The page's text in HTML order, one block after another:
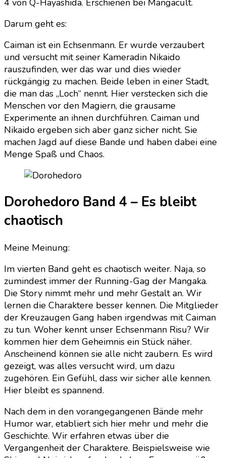
4 von Q-Hayashida. Erschienen bei Mangacult.
Darum geht es:
Caiman ist ein Echsenmann. Er wurde verzaubert
und versucht mit seiner Kameradin Nikaido
rauszufinden, wer das war und dies wieder
rückgängig zu machen. Beide leben in einer Stadt,
die man das „Loch“ nennt. Hier verstecken sich die
Menschen vor den Magiern, die grausame
Experimente an ihnen durchführen. Caiman und
Nikaido ergeben sich aber ganz sicher nicht. Sie
machen Jagd auf diese Bande und haben dabei eine
Menge Spaß und Chaos.
Dorohedoro Band 4 – Es bleibt
chaotisch
Meine Meinung:
Im vierten Band geht es chaotisch weiter. Naja, so
zumindest immer der Running-Gag der Mangaka.
Die Story nimmt mehr und mehr Gestalt an. Wir
lernen die Charaktere besser kennen. Die Mitglieder
der Kreuzaugen Gang haben irgendwas mit Caiman
zu tun. Woher kennt unser Echsenmann Risu? Wir
kommen hier dem Geheimnis ein Stück näher.
Anscheinend können sie alle nicht zaubern. Es wird
gezeigt, was alles versucht wird, um dazu
zugehören. Ein Gefühl, dass wir sicher alle kennen.
Hier bleibt es spannend.
Nach dem in den vorangegangenen Bände mehr
Humor war, etabliert sich hier mehr und mehr die
Geschichte. Wir erfahren etwas über die
Vergangenheit der Charaktere. Beispielsweise wie